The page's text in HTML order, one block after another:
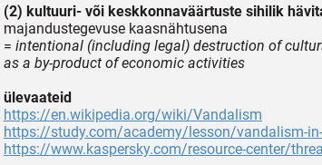
(2) kultuuri- või keskkonnaväärtuste sihilik
majandustegevuse kaasnähtusena
= intentional (including legal) destruction of
as a by-product of economic activities
ülevaateid
https://en.wikipedia.org/wiki/Vandalism
https://study.com/academy/lesson/vandalism-
https://www.kaspersky.com/resource-center/